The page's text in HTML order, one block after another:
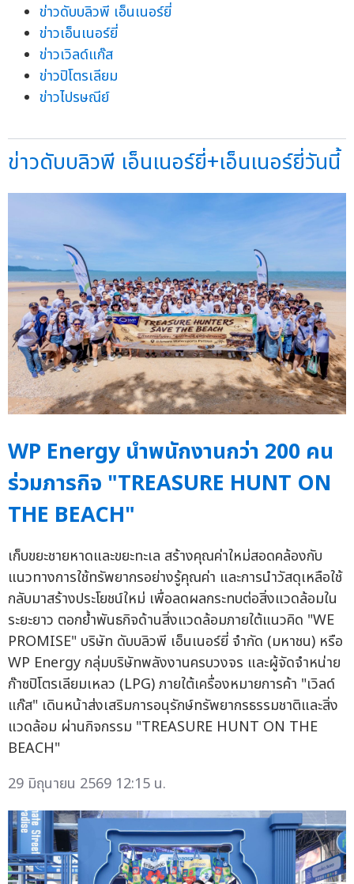
ข่าวดับบลิวพี เอ็นเนอร์ยี่
ข่าวเอ็นเนอร์ยี่
ข่าวเวิลด์แก๊ส
ข่าวปิโตรเลียม
ข่าวไปรษณีย์
ข่าวดับบลิวพี เอ็นเนอร์ยี่+เอ็นเนอร์ยี่วันนี้
WP Energy นำพนักงานกว่า 200 คน
ร่วมภารกิจ "TREASURE HUNT ON
THE BEACH"
เก็บขยะชายหาดและขยะทะเล สร้างคุณค่าใหม่สอดคล้องกับ
แนวทางการใช้ทรัพยากรอย่างรู้คุณค่า และการนำวัสดุเหลือใช้
กลับมาสร้างประโยชน์ใหม่ เพื่อลดผลกระทบต่อสิ่งแวดล้อมใน
ระยะยาว ตอกย้ำพันธกิจด้านสิ่งแวดล้อมภายใต้แนวคิด "WE
PROMISE" บริษัท ดับบลิวพี เอ็นเนอร์ยี่ จำกัด (มหาชน) หรือ
WP Energy กลุ่มบริษัทพลังงานครบวงจร และผู้จัดจำหน่าย
ก๊าซปิโตรเลียมเหลว (LPG) ภายใต้เครื่องหมายการค้า "เวิลด์
แก๊ส" เดินหน้าส่งเสริมการอนุรักษ์ทรัพยากรธรรมชาติและสิ่ง
แวดล้อม ผ่านกิจกรรม "TREASURE HUNT ON THE
BEACH"
29 มิถุนายน 2569 12:15 น.